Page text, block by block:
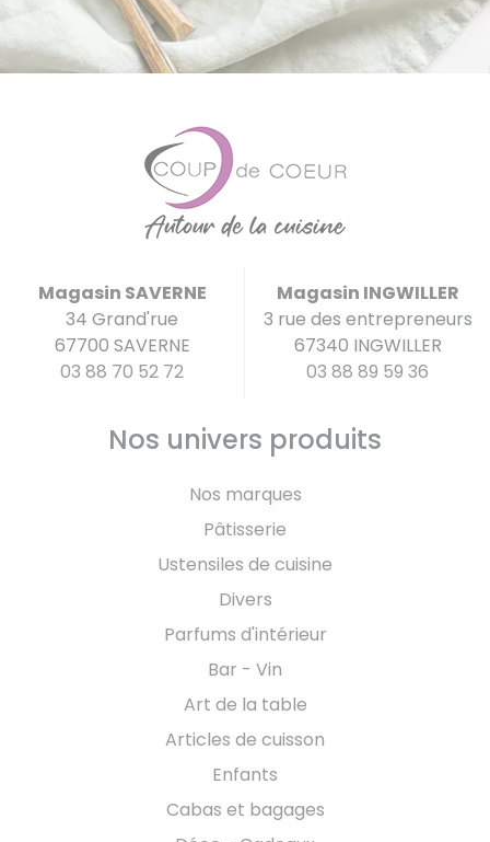
Magasin SAVERNE
34 Grand'rue
67700 SAVERNE
03 88 70 52 72
Magasin INGWILLER
3 rue des entrepreneurs
67340 INGWILLER
03 88 89 59 36
Nos univers produits
Nos marques
Pâtisserie
Ustensiles de cuisine
Divers
Parfums d'intérieur
Bar - Vin
Art de la table
Articles de cuisson
Enfants
Cabas et bagages